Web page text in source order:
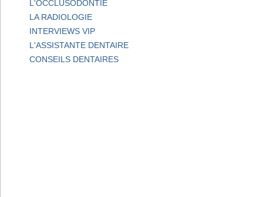
L'OCCLUSODONTIE
LA RADIOLOGIE
INTERVIEWS VIP
L'ASSISTANTE DENTAIRE
CONSEILS DENTAIRES